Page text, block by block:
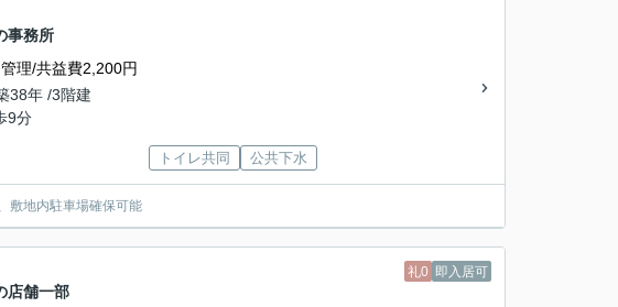
事務所
管理/共益費2,200円
38年 /3階建
9分
トイレ共同 公共下水
敷地内駐車場確保可能
礼0 即入居可
店舗一部